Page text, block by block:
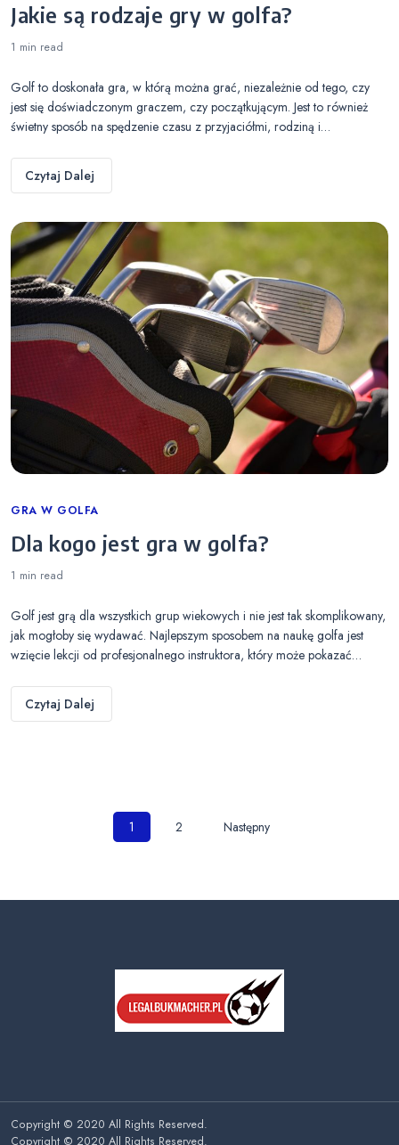
Jakie są rodzaje gry w golfa?
1 min read
Golf to doskonała gra, w którą można grać, niezależnie od tego, czy
jest się doświadczonym graczem, czy początkującym. Jest to również
świetny sposób na spędzenie czasu z przyjaciółmi, rodziną i…
Czytaj Dalej
Categories
GRA W GOLFA
Dla kogo jest gra w golfa?
1 min read
Golf jest grą dla wszystkich grup wiekowych i nie jest tak skomplikowany,
jak mogłoby się wydawać. Najlepszym sposobem na naukę golfa jest
wzięcie lekcji od profesjonalnego instruktora, który może pokazać…
Czytaj Dalej
Nawigacja
1 2 Następny
Copyright © 2020 All Rights Reserved.
Copyright © 2020 All Rights Reserved.